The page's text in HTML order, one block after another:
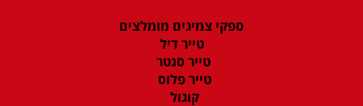
ספקי צמיגים מומלצים
טייר דיל
טייר סנטר
טייר פלוס
קוגול